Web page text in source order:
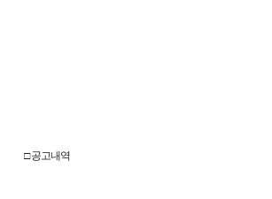
□ 공고내역